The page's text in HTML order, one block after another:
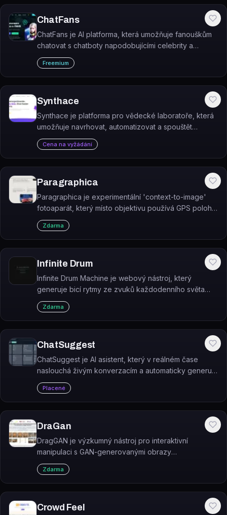
ChatFans
ChatFans je AI platforma, která umožňuje fanouškům
chatovat s chatboty napodobujícími celebrity a
influencery.
Freemium
Synthace
Synthace je platforma pro vědecké laboratoře, která
umožňuje navrhovat, automatizovat a spouštět
vícerozměrné experimenty a generovat
vysokodimenzionální datové sady připravené pro AI.
Cena na vyžádání
Paragraphica
Paragraphica je experimentální 'context-to-image'
fotoaparát, který místo objektivu používá GPS polohu
a otevřená API k vygenerování AI snímku aktuálního
místa.
Zdarma
Infinite Drum
Infinite Drum Machine je webový nástroj, který
generuje bicí rytmy ze zvuků každodenního světa
pomocí umělé inteligence.
Zdarma
ChatSuggest
ChatSuggest je AI asistent, který v reálném čase
naslouchá živým konverzacím a automaticky generuje
návrhy odpovědí ve chvíli, kdy je uživatel na řadě
mluvit.
Placené
DraGan
DragGAN je výzkumný nástroj pro interaktivní
manipulaci s GAN-generovanými obrazy
přetahováním bodů myší.
Zdarma
Crowd Feel